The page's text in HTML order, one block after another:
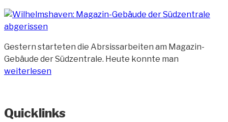
Gestern starteten die Abrsissarbeiten am Magazin-
Gebäude der Südzentrale. Heute konnte man
weiterlesen
Quicklinks